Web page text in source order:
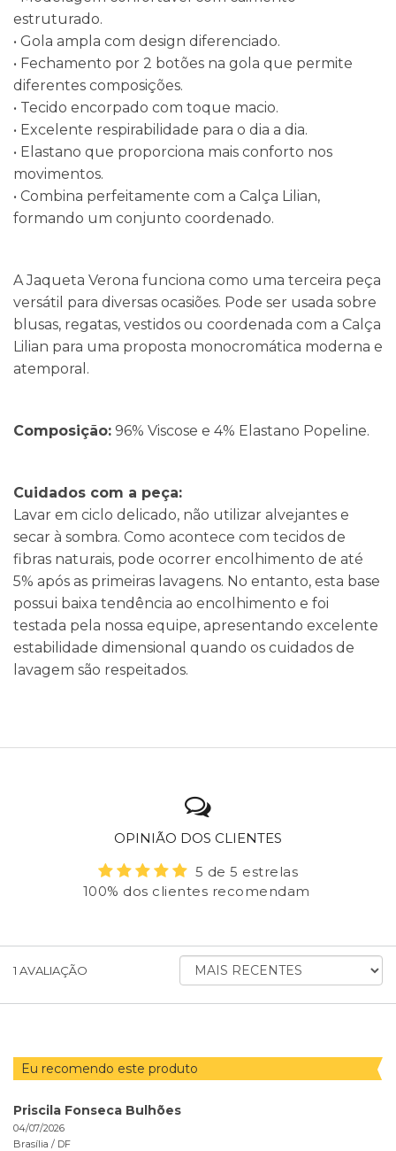
estruturado.
• Gola ampla com design diferenciado.
• Fechamento por 2 botões na gola que permite
diferentes composições.
• Tecido encorpado com toque macio.
• Excelente respirabilidade para o dia a dia.
• Elastano que proporciona mais conforto nos
movimentos.
• Combina perfeitamente com a Calça Lilian,
formando um conjunto coordenado.
A Jaqueta Verona funciona como uma terceira peça
versátil para diversas ocasiões. Pode ser usada sobre
blusas, regatas, vestidos ou coordenada com a Calça
Lilian para uma proposta monocromática moderna e
atemporal.
Composição: 96% Viscose e 4% Elastano Popeline.
Cuidados com a peça:
Lavar em ciclo delicado, não utilizar alvejantes e
secar à sombra. Como acontece com tecidos de
fibras naturais, pode ocorrer encolhimento de até
5% após as primeiras lavagens. No entanto, esta base
possui baixa tendência ao encolhimento e foi
testada pela nossa equipe, apresentando excelente
estabilidade dimensional quando os cuidados de
lavagem são respeitados.
OPINIÃO DOS CLIENTES
5 de 5 estrelas
100% dos clientes recomendam
1 AVALIAÇÃO
ORDENAR
AVALIAÇÕES
Eu recomendo este produto
Priscila Fonseca Bulhões
04/07/2026
Brasília / DF